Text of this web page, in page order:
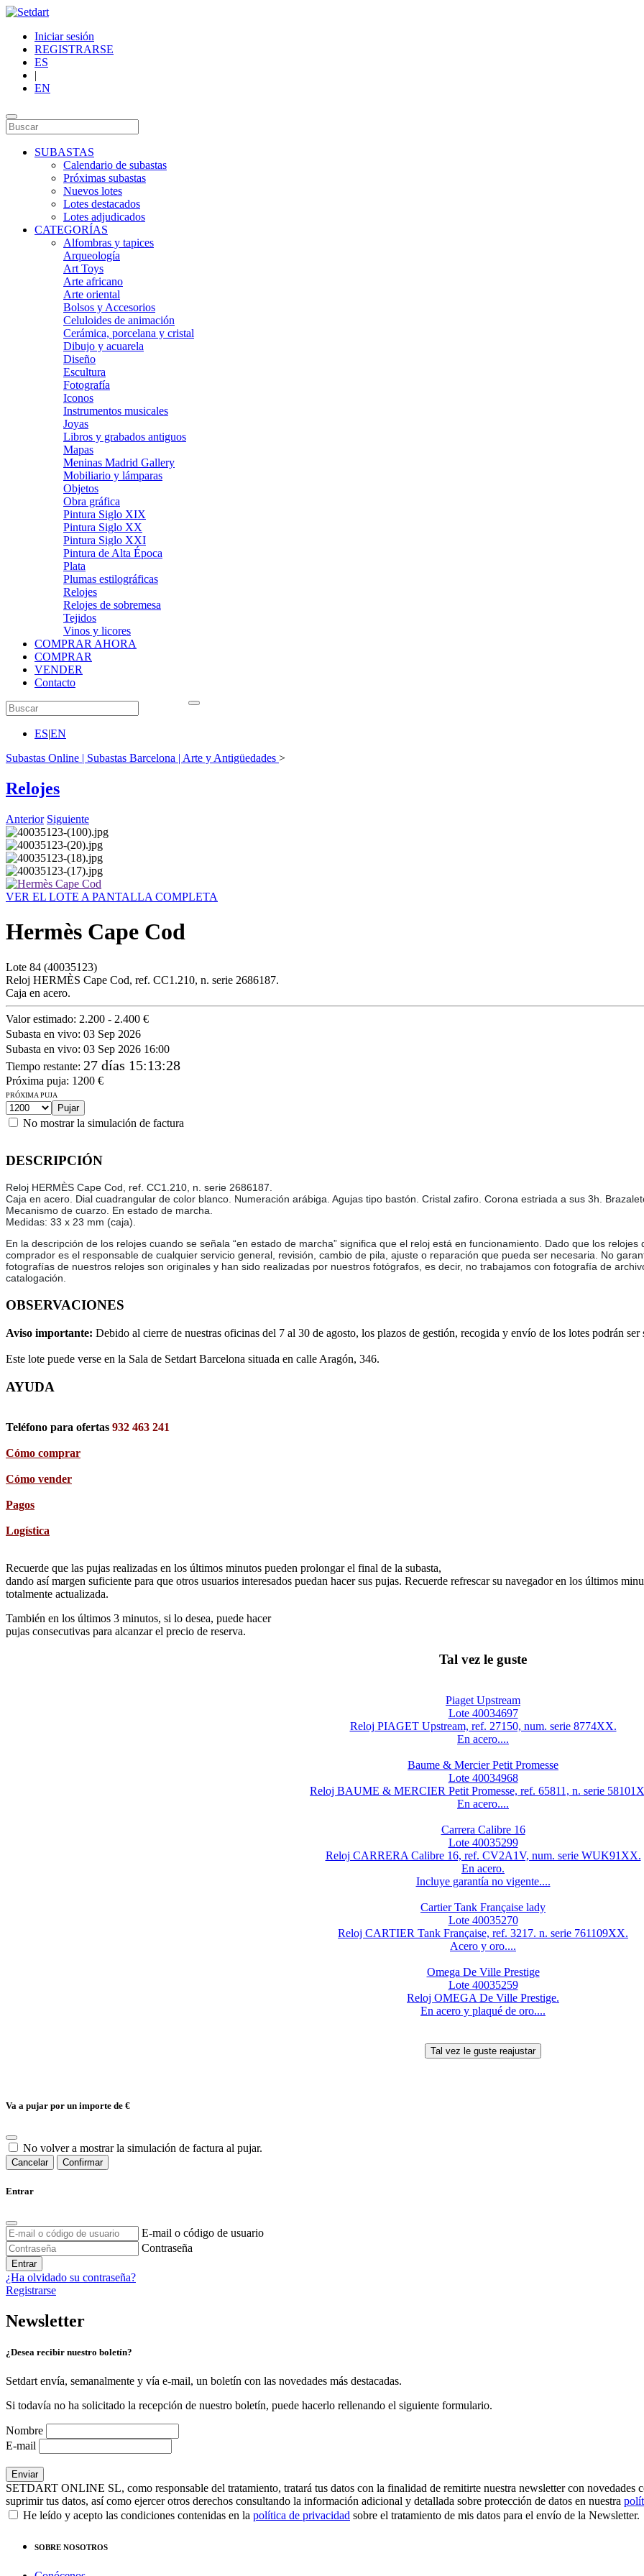
Iniciar sesión
REGISTRARSE
ES
|
EN
SUBASTAS
Calendario de subastas
Próximas subastas
Nuevos lotes
Lotes destacados
Lotes adjudicados
CATEGORÍAS
Alfombras y tapices
Arqueología
Art Toys
Arte africano
Arte oriental
Bolsos y Accesorios
Celuloides de animación
Cerámica, porcelana y cristal
Dibujo y acuarela
Diseño
Escultura
Fotografía
Iconos
Instrumentos musicales
Joyas
Libros y grabados antiguos
Mapas
Meninas Madrid Gallery
Mobiliario y lámparas
Objetos
Obra gráfica
Pintura Siglo XIX
Pintura Siglo XX
Pintura Siglo XXI
Pintura de Alta Época
Plata
Plumas estilográficas
Relojes
Relojes de sobremesa
Tejidos
Vinos y licores
COMPRAR AHORA
COMPRAR
VENDER
Contacto
ES|EN
Subastas Online | Subastas Barcelona | Arte y Antigüedades >
Relojes
Anterior Siguiente
VER EL LOTE A PANTALLA COMPLETA
Hermès Cape Cod
Lote 84 (40035123)
Reloj HERMÈS Cape Cod, ref. CC1.210, n. serie 2686187.
Caja en acero.
Valor estimado: 2.200 - 2.400 €
Subasta en vivo: 03 Sep 2026
Subasta en vivo: 03 Sep 2026 16:00
Tiempo restante: 27 días 15:13:28
Próxima puja: 1200 €
PRÓXIMA PUJA
No mostrar la simulación de factura
DESCRIPCIÓN
Reloj HERMÈS Cape Cod, ref. CC1.210, n. serie 2686187.
Caja en acero. Dial cuadrangular de color blanco. Numeración arábiga. Agujas tipo bastón. Cristal zafiro. Corona estriada a sus 3h.
Mecanismo de cuarzo. En estado de marcha.
Medidas: 33 x 23 mm (caja).
En la descripción de los relojes cuando se señala “en estado de marcha” significa que el reloj está en funcionamiento. Dado que los
comprador es el responsable de cualquier servicio general, revisión, cambio de pila, ajuste o reparación que pueda ser necesaria. No
fotografías de nuestros relojes son originales y han sido realizadas por nuestros fotógrafos, es decir, no trabajamos con fotografía de
catalogación.
OBSERVACIONES
Aviso importante: Debido al cierre de nuestras oficinas del 7 al 30 de agosto, los plazos de gestión, recogida y envío de los lotes podrán
Este lote puede verse en la Sala de Setdart Barcelona situada en calle Aragón, 346.
AYUDA
Teléfono para ofertas 932 463 241
Cómo comprar
Cómo vender
Pagos
Logística
Recuerde que las pujas realizadas en los últimos minutos pueden prolongar el final de la subasta,
dando así margen suficiente para que otros usuarios interesados puedan hacer sus pujas. Recuerde refrescar su navegador en los últimos
totalmente actualizada.
También en los últimos 3 minutos, si lo desea, puede hacer
pujas consecutivas para alcanzar el precio de reserva.
Tal vez le guste
Piaget Upstream
Lote 40034697
Reloj PIAGET Upstream, ref. 27150, num. serie 8774XX.
En acero....
Baume & Mercier Petit Promesse
Lote 40034968
Reloj BAUME & MERCIER Petit Promesse, ref. 65811, n. serie
En acero....
Carrera Calibre 16
Lote 40035299
Reloj CARRERA Calibre 16, ref. CV2A1V, num. serie WUK91XX.
En acero.
Incluye garantía no vigente....
Cartier Tank Française lady
Lote 40035270
Reloj CARTIER Tank Française, ref. 3217. n. serie 761109XX.
Acero y oro....
Omega De Ville Prestige
Lote 40035259
Reloj OMEGA De Ville Prestige.
En acero y plaqué de oro....
Va a pujar por un importe de €
No volver a mostrar la simulación de factura al pujar.
Cancelar Confirmar
Entrar
E-mail o código de usuario
Contraseña
Entrar
¿Ha olvidado su contraseña?
Registrarse
Newsletter
¿Desea recibir nuestro boletín?
Setdart envía, semanalmente y vía e-mail, un boletín con las novedades más destacadas.
Si todavía no ha solicitado la recepción de nuestro boletín, puede hacerlo rellenando el siguiente formulario.
Nombre
E-mail
SETDART ONLINE SL, como responsable del tratamiento, tratará tus datos con la finalidad de remitirte nuestra newsletter con novedades
suprimir tus datos, así como ejercer otros derechos consultando la información adicional y detallada sobre protección de datos en nuestra
He leído y acepto las condiciones contenidas en la política de privacidad sobre el tratamiento de mis datos para el envío de la Newsletter.
SOBRE NOSOTROS